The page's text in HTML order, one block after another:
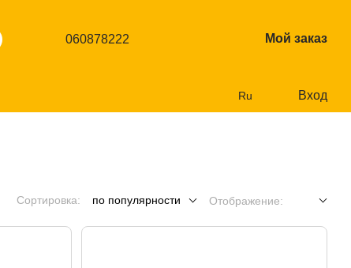
060878222 Мой заказ
Ru Вход
Сортировка: по популярности Отображение: